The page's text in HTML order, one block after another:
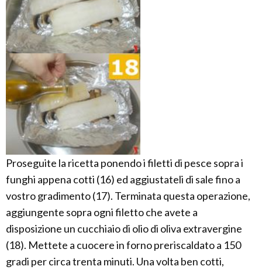
Proseguite la ricetta ponendo i filetti di pesce sopra i
funghi appena cotti (16) ed aggiustateli di sale fino a
vostro gradimento (17). Terminata questa operazione,
aggiungente sopra ogni filetto che avete a
disposizione un cucchiaio di olio di oliva extravergine
(18). Mettete a cuocere in forno preriscaldato a 150
gradi per circa trenta minuti. Una volta ben cotti,